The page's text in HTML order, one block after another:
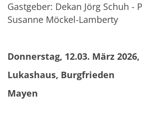
Gastgeber: Dekan Jörg Schuh -
Susanne Möckel-Lamberty
Donnerstag, 12.03. März
Lukashaus, Burgfrieden
Mayen